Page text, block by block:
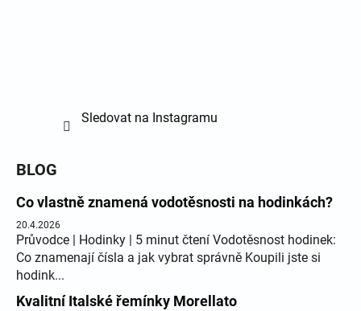
Sledovat na Instagramu
BLOG
Co vlastně znamená vodotěsnosti na hodinkách?
20.4.2026
Průvodce | Hodinky | 5 minut čtení Vodotěsnost hodinek:
Co znamenají čísla a jak vybrat správně Koupili jste si
hodink...
Kvalitní Italské řemínky Morellato